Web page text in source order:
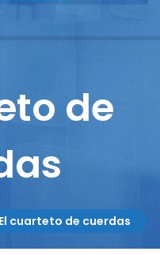
de
El cuarteto de cuerdas